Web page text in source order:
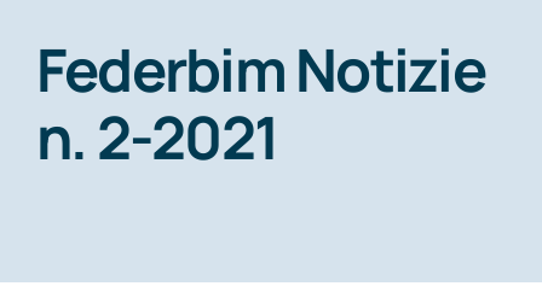
FEDERBIM
NEWS
Federbim Notizie
n. 2-2021